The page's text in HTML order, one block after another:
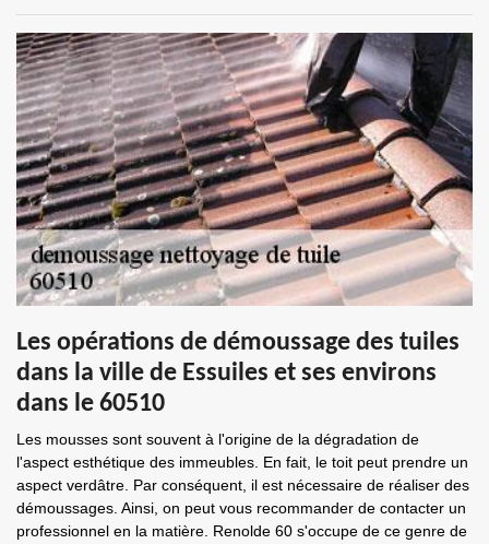
Les opérations de démoussage des tuiles
dans la ville de Essuiles et ses environs
dans le 60510
Les mousses sont souvent à l'origine de la dégradation de
l'aspect esthétique des immeubles. En fait, le toit peut prendre un
aspect verdâtre. Par conséquent, il est nécessaire de réaliser des
démoussages. Ainsi, on peut vous recommander de contacter un
professionnel en la matière. Renolde 60 s'occupe de ce genre de